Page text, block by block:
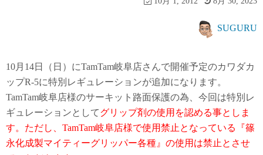
SUGURU
10月14日（日）にTamTam岐阜店さんで開催予定のカワダカ
ップR-5に特別レギュレーションが追加になります。
TamTam岐阜店様のサーキット路面保護の為、今回は特別レ
ギュレーションとしてグリップ剤の使用を認める事としま
す。ただし、TamTam岐阜店様で使用禁止となっている『篠
永化成製マイティーグリッパー各種』の使用は禁止とさせ